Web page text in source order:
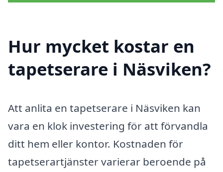
Hur mycket kostar en
tapetserare i Näsviken?
Att anlita en tapetserare i Näsviken kan
vara en klok investering för att förvandla
ditt hem eller kontor. Kostnaden för
tapetserartjänster varierar beroende på